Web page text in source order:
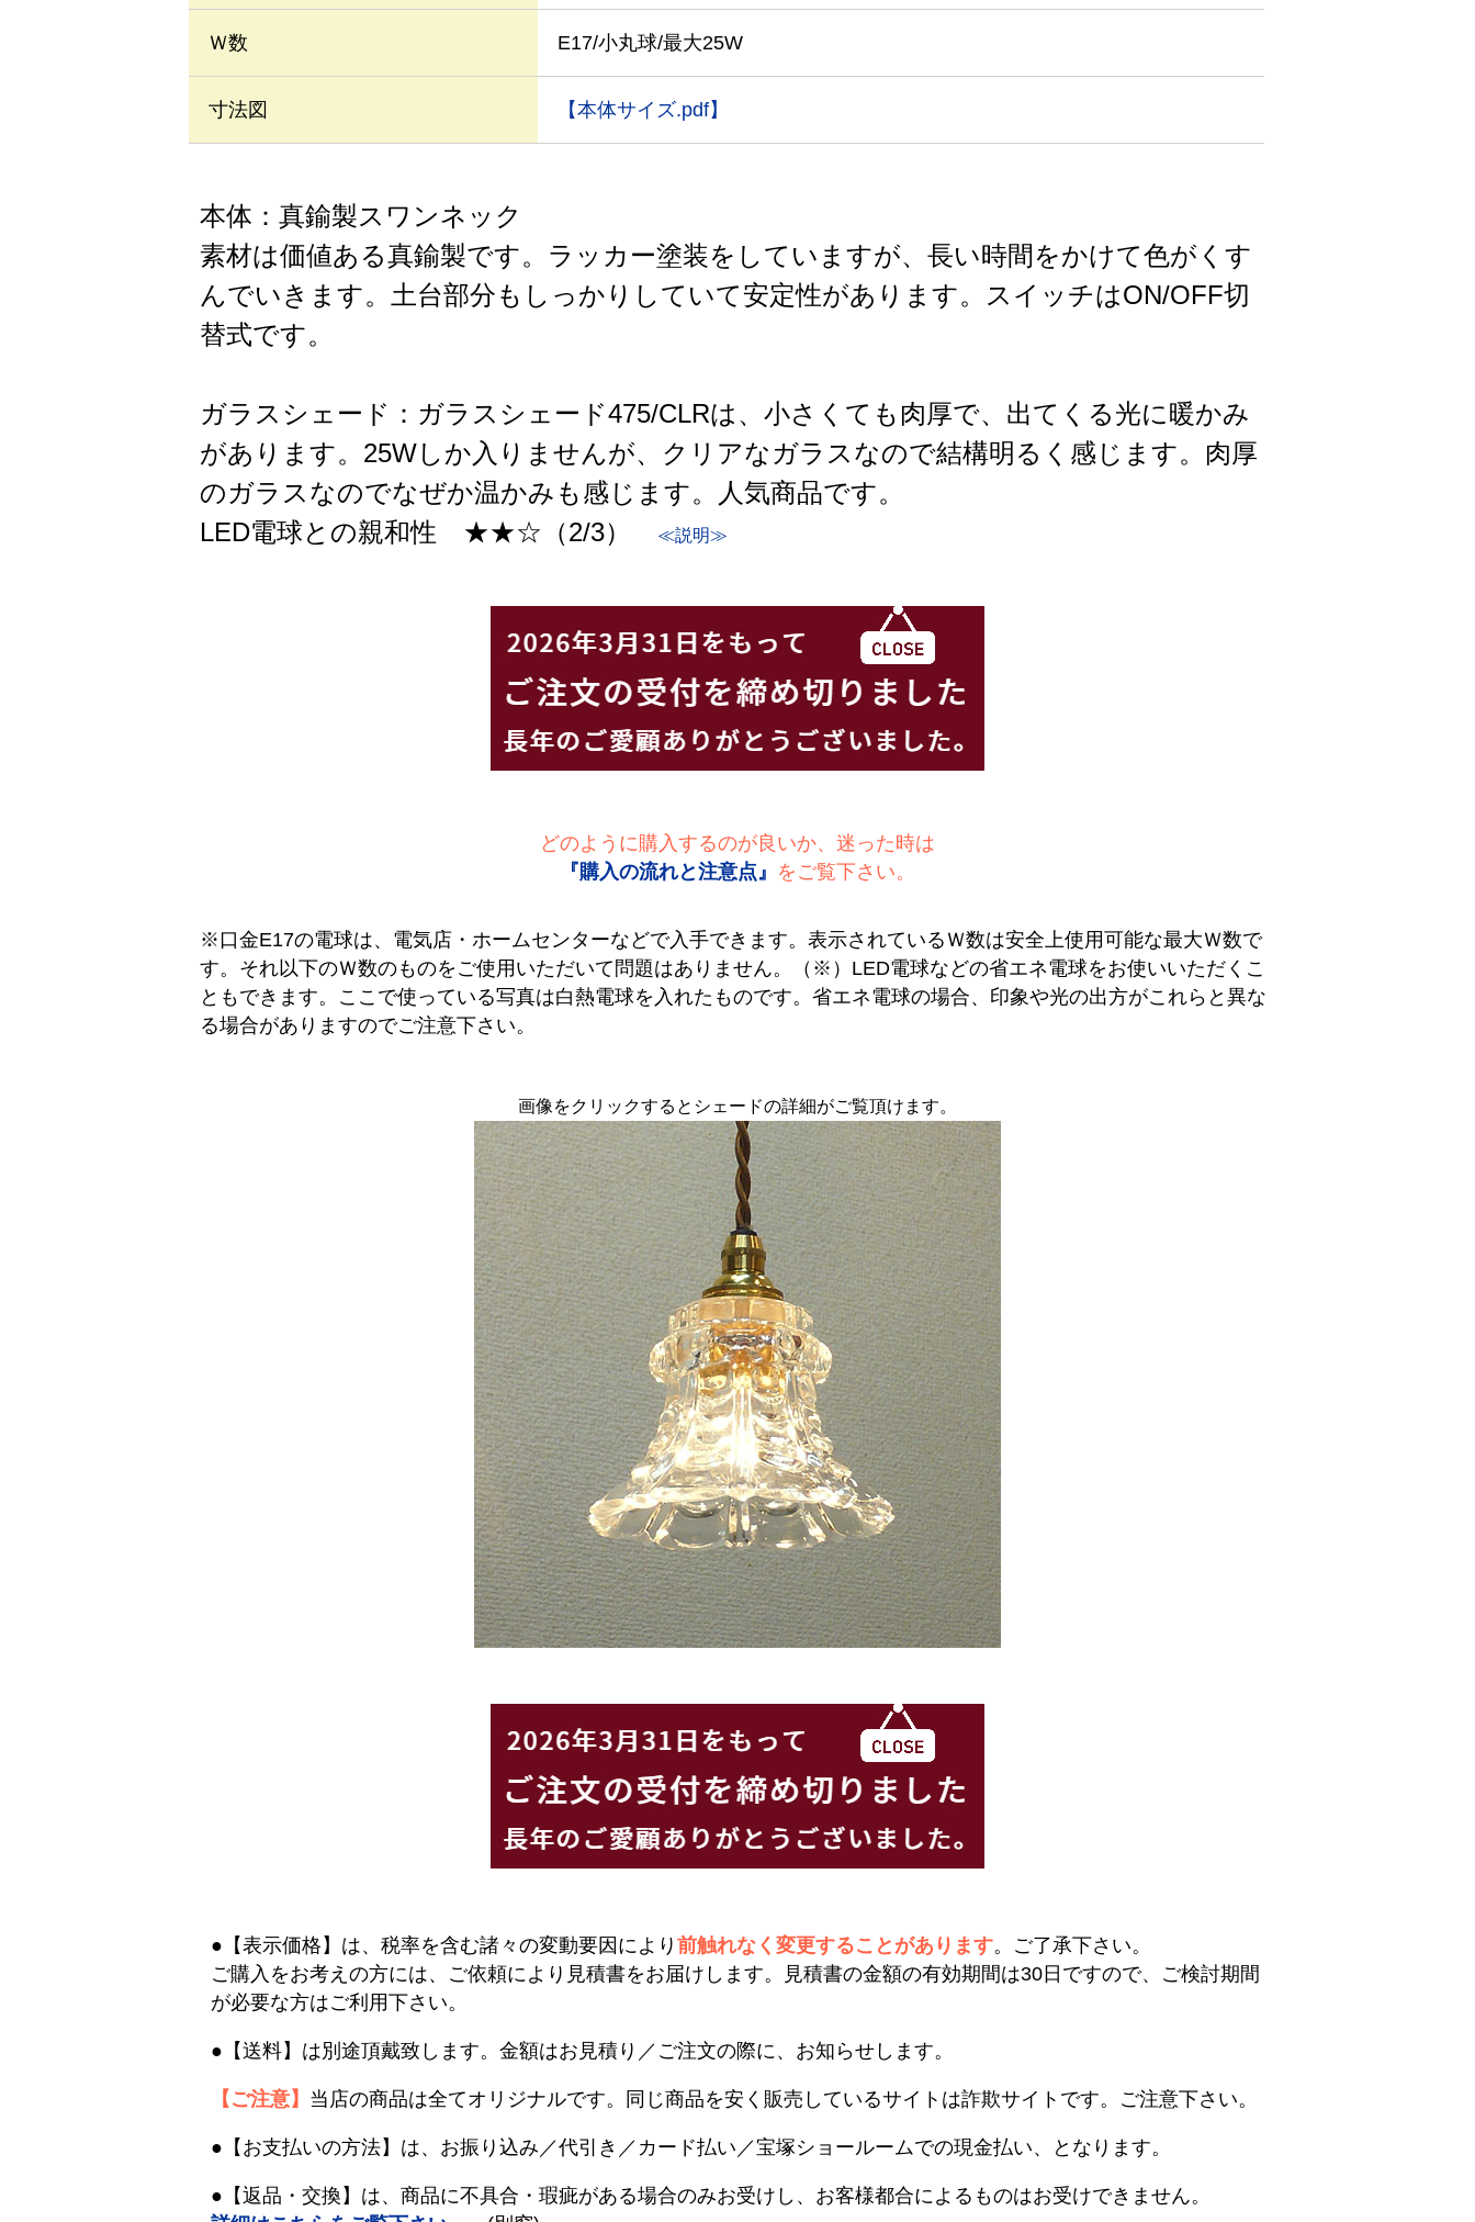
Ｗ数 E17/小丸球/最大25W
寸法図 【本体サイズ.pdf】
本体：真鍮製スワンネック
素材は価値ある真鍮製です。ラッカー塗装をしていますが、長い時間をかけて色がくす
んでいきます。土台部分もしっかりしていて安定性があります。スイッチはON/OFF切
替式です。
ガラスシェード：ガラスシェード475/CLRは、小さくても肉厚で、出てくる光に暖かみ
があります。25Wしか入りませんが、クリアなガラスなので結構明るく感じます。肉厚
のガラスなのでなぜか温かみも感じます。人気商品です。
LED電球との親和性 ★★☆（2/3）
≪説明≫
どのように購入するのが良いか、迷った時は
『購入の流れと注意点』 をご覧下さい。
※口金E17の電球は、電気店・ホームセンターなどで入手できます。表示されているＷ数は安全上使用可能な最大Ｗ数で
す。それ以下のＷ数のものをご使用いただいて問題はありません。（※）LED電球などの省エネ電球をお使いいただくこ
ともできます。ここで使っている写真は白熱電球を入れたものです。省エネ電球の場合、印象や光の出方がこれらと異な
る場合がありますのでご注意下さい。
画像をクリックするとシェードの詳細がご覧頂けます。
●【表示価格】は、税率を含む諸々の変動要因により 前触れなく変更することがあります。ご了承下さい。
ご購入をお考えの方には、ご依頼により見積書をお届けします。見積書の金額の有効期間は30日ですので、ご検討期間
が必要な方はご利用下さい。
●【送料】は別途頂戴致します。金額はお見積り／ご注文の際に、お知らせします。
【ご注意】 当店の商品は全てオリジナルです。同じ商品を安く販売しているサイトは詐欺サイトです。ご注意下さい。
●【お支払いの方法】は、お振り込み／代引き／カード払い／宝塚ショールームでの現金払い、となります。
●【返品・交換】は、商品に不具合・瑕疵がある場合のみお受けし、お客様都合によるものはお受けできません。